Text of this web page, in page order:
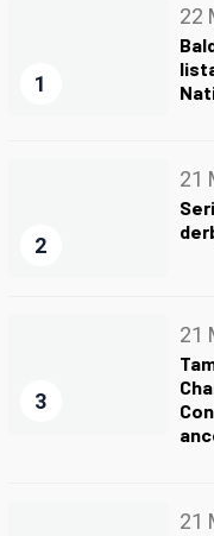
1
22
2
21
3
21
21